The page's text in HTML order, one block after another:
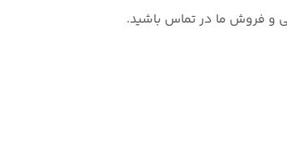
و فروش ما در تماس باشید.